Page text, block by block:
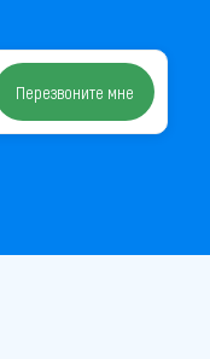
Перезвоните мне